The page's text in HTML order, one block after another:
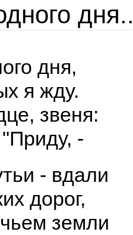
дня,
я жду.
звеня:
-
- вдали
дорог,
земли